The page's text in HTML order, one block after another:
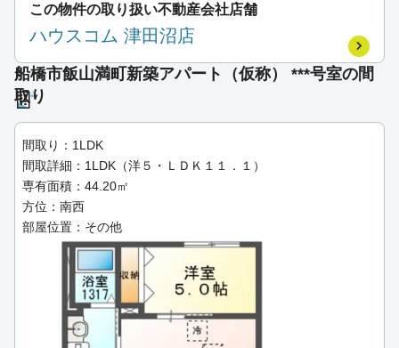
この物件の取り扱い不動産会社店舗
ハウスコム 津田沼店
船橋市飯山満町新築アパート（仮称） ***号室の間
取り
間取り：1LDK
間取詳細：1LDK（洋５・ＬＤＫ１１．１）
専有面積：44.20㎡
方位：南西
部屋位置：その他